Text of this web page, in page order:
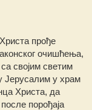
прође
очишћења,
својим светим
Јерусалим у храм
Христа, да
порођаја